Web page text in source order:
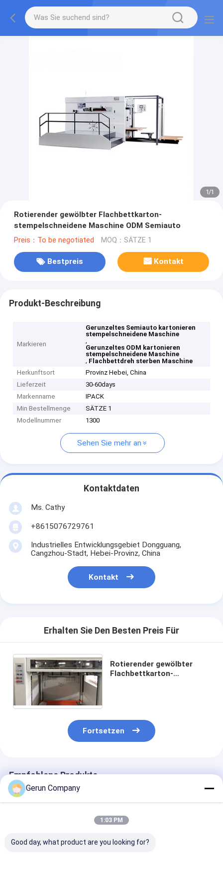
1/1
Rotierender gewölbter Flachbettkarton-
stempelschneidene Maschine ODM Semiauto
Preis：To be negotiated MOQ：SÄTZE 1
Bestpreis Kontakt
Produkt-Beschreibung
Markieren
Gerunzeltes Semiauto kartonieren
stempelschneidene Maschine
,
Gerunzeltes ODM kartonieren
stempelschneidene Maschine
, Flachbettdreh sterben Maschine
Herkunftsort
Provinz Hebei, China
Lieferzeit
30-60days
Markenname
IPACK
Min Bestellmenge
SÄTZE 1
Modellnummer
1300
Sehen Sie mehr an
Kontaktdaten
Ms. Cathy
+8615076729761
Industrielles Entwicklungsgebiet Dongguang,
Cangzhou-Stadt, Hebei-Provinz, China
Kontakt
Erhalten Sie Den Besten Preis Für
Rotierender gewölbter
Flachbettkarton-
Fortsetzen
Empfohlene Produkte
Gerun Company
1:03 PM
Good day, what product are you looking for?